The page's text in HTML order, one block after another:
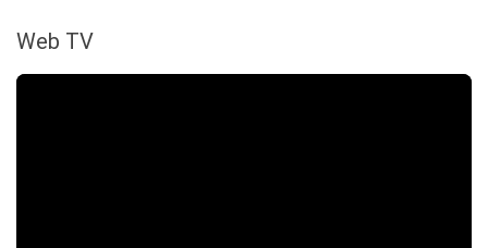
Web TV